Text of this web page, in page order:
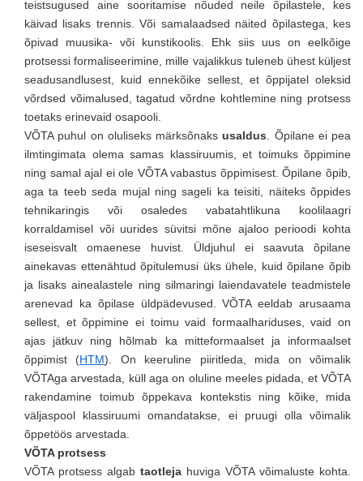
teistsugused aine sooritamise nõuded neile õpilastele, kes
käivad lisaks trennis. Või samalaadsed näited õpilastega, kes
õpivad muusika- või kunstikoolis. Ehk siis uus on eelkõige
protsessi formaliseerimine, mille vajalikkus tuleneb ühest küljest
seadusandlusest, kuid ennekõike sellest, et õppijatel oleksid
võrdsed võimalused, tagatud võrdne kohtlemine ning protsess
toetaks erinevaid osapooli.
VÕTA puhul on oluliseks märksõnaksusaldus . Õpilane ei pea
ilmtingimata olema samas klassiruumis, et toimuks õppimine
ning samal ajal ei ole VÕTA vabastus õppimisest. Õpilane õpib,
aga ta teeb seda mujal ning sageli ka teisiti, näiteks õppides
tehnikaringis või osaledes vabatahtlikuna koolilaagri
korraldamisel või uurides süvitsi mõne ajaloo perioodi kohta
iseseisvalt omaenese huvist. Üldjuhul ei saavuta õpilane
ainekavas ettenähtud õpitulemusi üks ühele, kuid õpilane õpib
ja lisaks ainealastele ning silmaringi laiendavatele teadmistele
arenevad ka õpilase üldpädevused. VÕTA eeldab arusaama
sellest, et õppimine ei toimu vaid formaalhariduses, vaid on
ajas jätkuv ning hõlmab ka mitteformaalset ja informaalset
õppimist (HTM). On keeruline piiritleda, mida on võimalik
VÕTAga arvestada, küll aga on oluline meeles pidada, et VÕTA
rakendamine toimub õppekava kontekstis ning kõike, mida
väljaspool klassiruumi omandatakse, ei pruugi olla võimalik
õppetöös arvestada.
VÕTA protsess
VÕTA protsess algab taotleja huviga VÕTA võimaluste kohta.